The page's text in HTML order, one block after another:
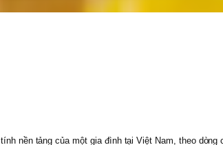
nền tảng của một gia đình tại Việt Nam, theo dòng